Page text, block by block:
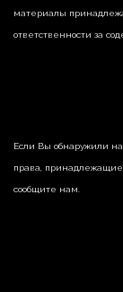
материалы
ответственности за
Если Вы обнаружили
права,
сообщите нам.